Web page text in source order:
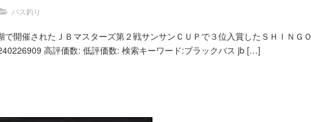
バス釣り
で開催されたＪＢマスターズ第２戦サンサンＣＵＰで３位入賞したＳＨＩＮＧＯ
高評価数: 低評価数: 検索キーワード:ブラックバス jb […]